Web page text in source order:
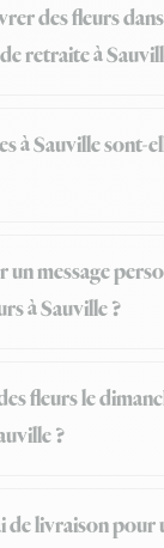
des fleurs
retraite à
à Sauville sont-
message
à Sauville ?
fleurs le
?
de livraison